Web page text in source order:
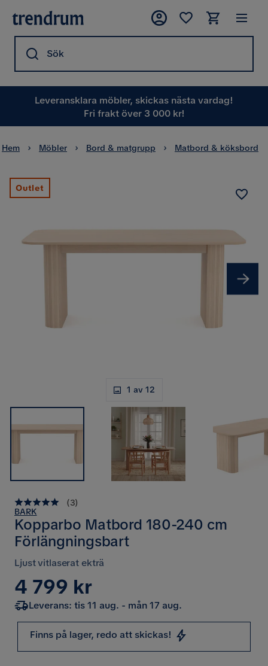
Sök
Leveransklara möbler, skickas nästa vardag!
Fri frakt över 3 000 kr!
Hem Möbler Bord & matgrupp Matbord & köksbord
Outlet
1 av 12
(3)
BARK
Kopparbo Matbord 180-240 cm
Förlängningsbart
Ljust vitlaserat ekträ
Pris
4 799 kr
Leverans: tis 11 aug. - mån 17 aug.
Finns på lager, redo att skickas!